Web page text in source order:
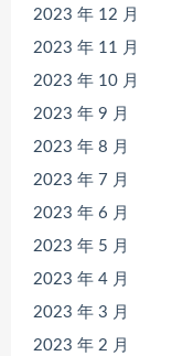
2023 年 12 月
2023 年 11 月
2023 年 10 月
2023 年 9 月
2023 年 8 月
2023 年 7 月
2023 年 6 月
2023 年 5 月
2023 年 4 月
2023 年 3 月
2023 年 2 月